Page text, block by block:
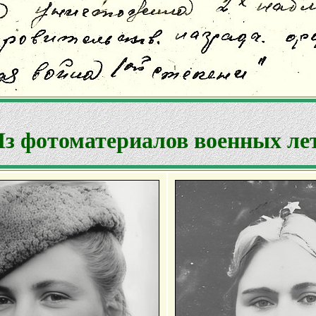
фотоматериалов военных